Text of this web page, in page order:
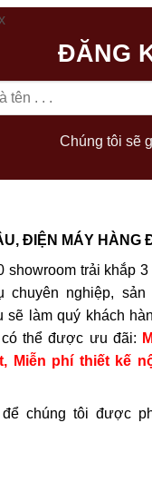
ĐĂNG
Chúng tôi sẽ
ĐIỆN MÁY HÀNG
trải khắp
chuyên nghiệp, sản
làm quý khách
thể được ưu đãi:
Miễn phí thiết kế
để chúng tôi được